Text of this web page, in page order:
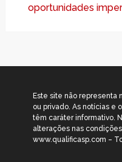
oportunidades
Este site não representa
ou privado. As notícias e
têm caráter informativo.
alterações nas
www.qualificasp.com –